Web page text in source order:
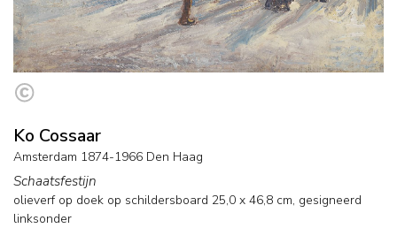
Ko Cossaar
Amsterdam 1874-1966 Den Haag
Schaatsfestijn
olieverf op doek op schildersboard 25,0 x 46,8 cm, gesigneerd
linksonder